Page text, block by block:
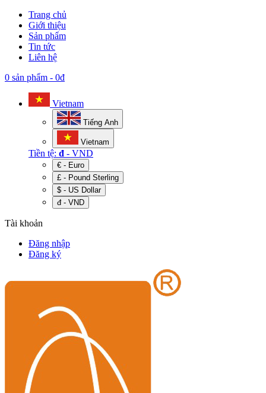
Trang chủ
Giới thiệu
Sản phẩm
Tin tức
Liên hệ
0 sản phẩm - 0đ
Vietnam
Tiếng Anh
Vietnam
Tiền tệ: đ - VND
€ - Euro
£ - Pound Sterling
$ - US Dollar
đ - VND
Tài khoản
Đăng nhập
Đăng ký